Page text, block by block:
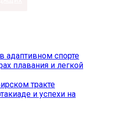
адаптивном спорте
плавания и легкой
тракте
и успехи на